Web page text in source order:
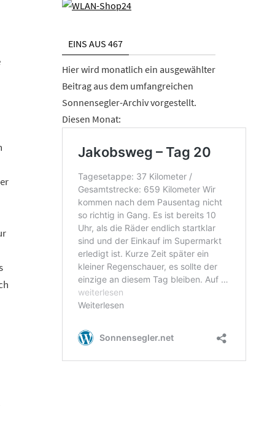
EINS AUS 467
Hier wird monatlich ein ausgewählter
Beitrag aus dem umfangreichen
Sonnensegler-Archiv vorgestellt.
Diesen Monat: